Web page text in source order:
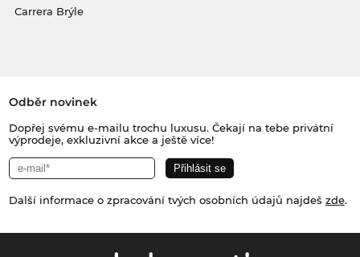
Carrera Brýle
Odběr novinek
Dopřej svému e-mailu trochu luxusu. Čekají na tebe privátní
výprodeje, exkluzivní akce a ještě více!
Další informace o zpracování tvých osobních údajů najdeš zde.